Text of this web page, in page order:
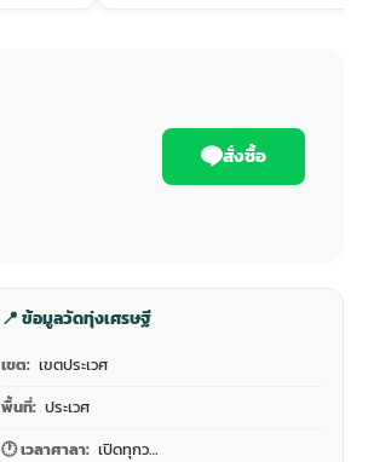
สั่งซื้อ
📍 ข้อมูลวัดทุ่งเศรษฐี
เขต: เขตประเวศ
พื้นที่: ประเวศ
🕐 เวลาศาลา: เปิดทุกว…